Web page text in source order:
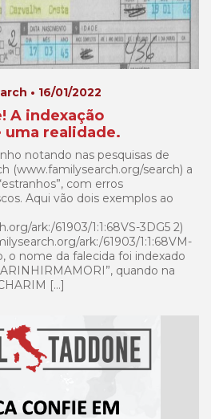
• 16/01/2022
A indexação
uma realidade.
notando nas pesquisas de
(www.familysearch.org/search) a
com erros
Aqui vão dois exemplos ao
ark:/61903/1:1:68VS-3DG5 2)
ark:/61903/1:1:68VM-
o nome da falecida foi indexado
quando na
[…]